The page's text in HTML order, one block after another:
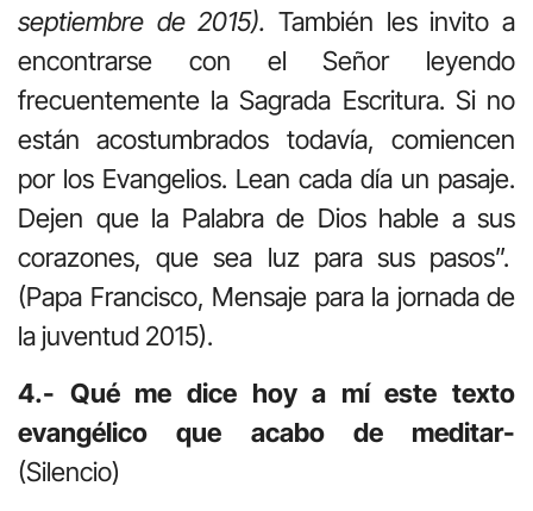
septiembre de 2015). También les invito a
encontrarse con el Señor leyendo
frecuentemente la Sagrada Escritura. Si no
están acostumbrados todavía, comiencen
por los Evangelios. Lean cada día un pasaje.
Dejen que la Palabra de Dios hable a sus
corazones, que sea luz para sus pasos”.
(Papa Francisco, Mensaje para la jornada de
la juventud 2015).
4.- Qué me dice hoy a mí este texto
evangélico que acabo de meditar-
(Silencio)